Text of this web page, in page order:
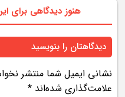
هنوز دیدگاهی
دیدگاهتان را بنویسید
نشانی ایمیل شما منتشر
علامت‌گذاری شده‌اند *